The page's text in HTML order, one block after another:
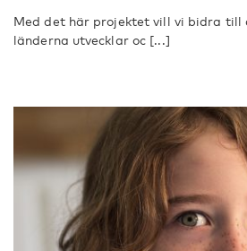
Med det här projektet vill vi bidra till
länderna utvecklar oc [...]